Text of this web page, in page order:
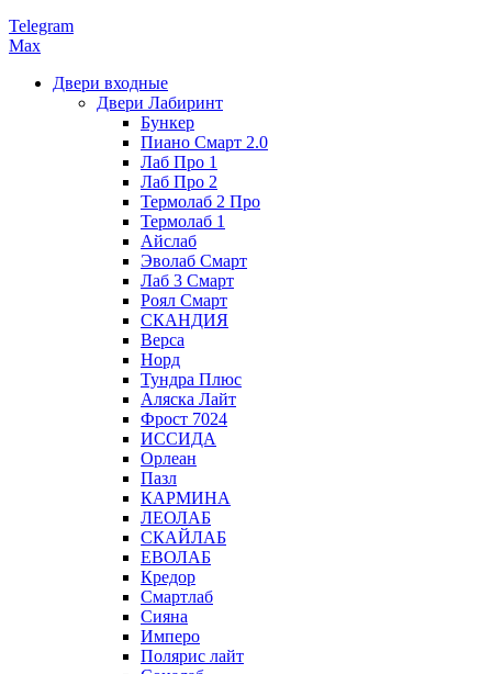
Telegram
Max
Двери входные
Двери Лабиринт
Бункер
Пиано Смарт 2.0
Лаб Про 1
Лаб Про 2
Термолаб 2 Про
Термолаб 1
Айслаб
Эволаб Смарт
Лаб 3 Смарт
Роял Смарт
СКАНДИЯ
Верса
Норд
Тундра Плюс
Аляска Лайт
Фрост 7024
ИССИДА
Орлеан
Пазл
КАРМИНА
ЛЕОЛАБ
СКАЙЛАБ
ЕВОЛАБ
Кредор
Смартлаб
Сияна
Имперо
Полярис лайт